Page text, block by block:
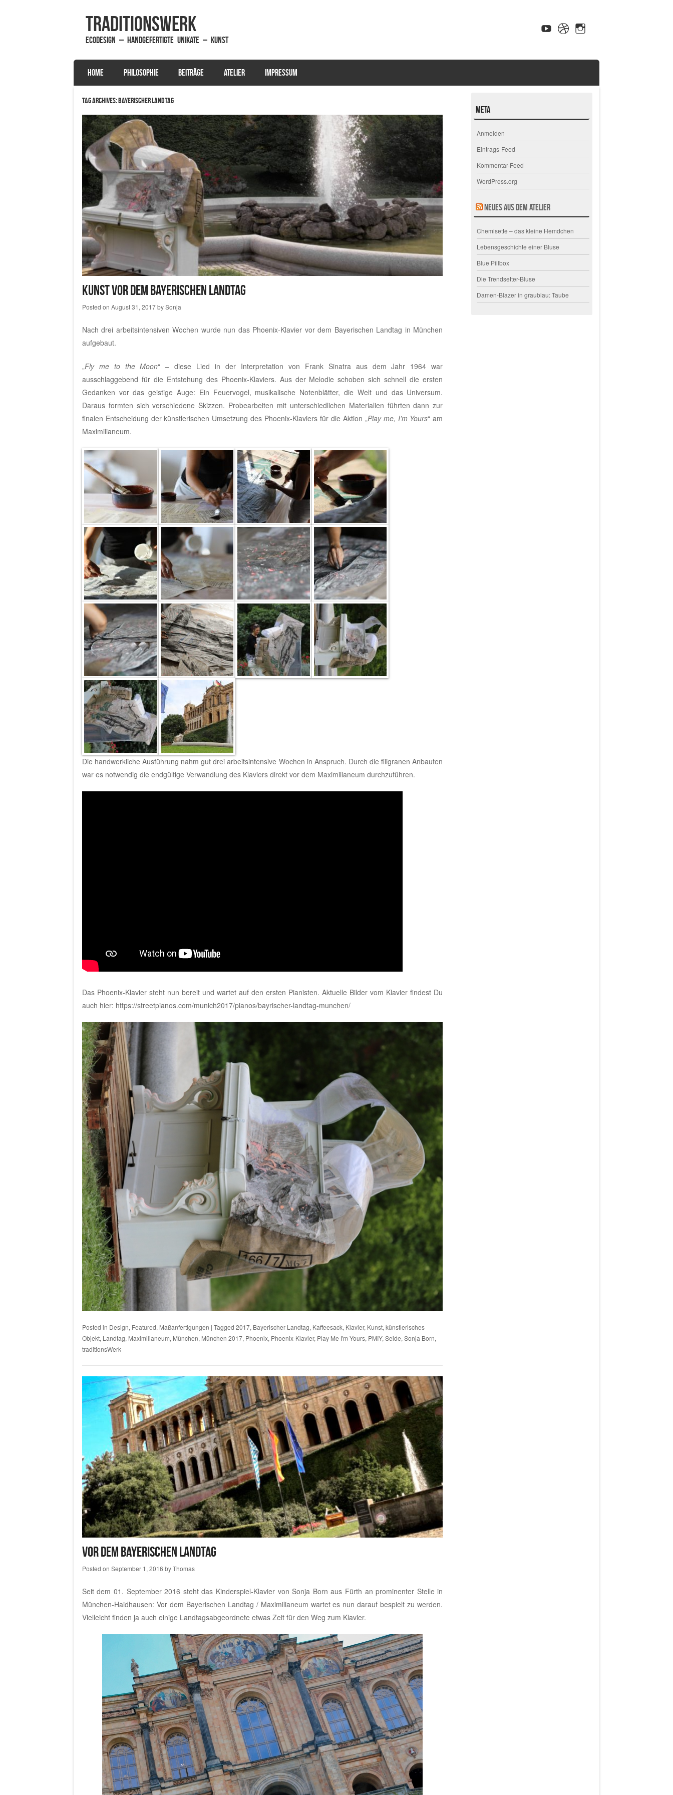
traditionsWerk
EcoDesign – handgefertigte Unikate – Kunst
Menu
SKIP TO CONTENT
HOME PHILOSOPHIE BEITRÄGE ATELIER IMPRESSUM
Tag Archives:Bayerischer Landtag
Kunst vor dem Bayerischen Landtag
Posted on August 31, 2017bySonja
Nach drei arbeitsintensiven Wochen wurde nun das Phoenix-Klavier vor dem Bayerischen Landtag in München
aufgebaut.
„Fly me to the Moon“ – diese Lied in der Interpretation von Frank Sinatra aus dem Jahr 1964 war
ausschlaggebend für die Entstehung des Phoenix-Klaviers. Aus der Melodie schoben sich schnell die ersten
Gedanken vor das geistige Auge: Ein Feuervogel, musikalische Notenblätter, die Welt und das Universum.
Daraus formten sich verschiedene Skizzen. Probearbeiten mit unterschiedlichen Materialien führten dann zur
finalen Entscheidung der künstlerischen Umsetzung des Phoenix-Klaviers für die Aktion „Play me, I’m Yours“ am
Maximilianeum.
Die handwerkliche Ausführung nahm gut drei arbeitsintensive Wochen in Anspruch. Durch die filigranen Anbauten
war es notwendig die endgültige Verwandlung des Klaviers direkt vor dem Maximilianeum durchzuführen.
Das Phoenix-Klavier steht nun bereit und wartet auf den ersten Pianisten. Aktuelle Bilder vom Klavier findest Du
auch hier: https://streetpianos.com/munich2017/pianos/bayrischer-landtag-munchen/
Posted in Design, Featured, Maßanfertigungen | Tagged 2017, Bayerischer Landtag, Kaffeesack, Klavier, Kunst, künstlerisches
Objekt, Landtag, Maximilianeum, München, München 2017, Phoenix, Phoenix-Klavier, Play Me I'm Yours, PMIY, Seide, Sonja Born,
traditionsWerk
Vor dem Bayerischen Landtag
Posted on September 1, 2016 byThomas
Seit dem 01. September 2016 steht das Kinderspiel-Klavier von Sonja Born aus Fürth an prominenter Stelle in
München-Haidhausen: Vor dem Bayerischen Landtag / Maximilianeum wartet es nun darauf bespielt zu werden.
Vielleicht finden ja auch einige Landtagsabgeordnete etwas Zeit für den Weg zum Klavier.
Meta
Anmelden
Eintrags-Feed
Kommentar-Feed
WordPress.org
Neues aus dem Atelier
Chemisette – das kleine Hemdchen
Lebensgeschichte einer Bluse
Blue Pillbox
Die Trendsetter-Bluse
Damen-Blazer in graublau: Taube